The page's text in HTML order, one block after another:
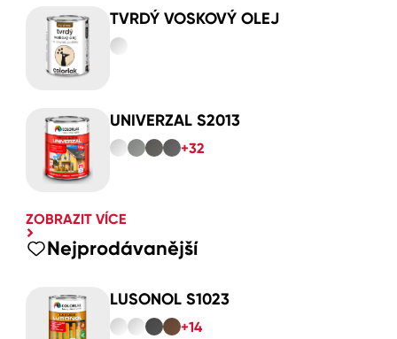
TVRDÝ VOSKOVÝ OLEJ
UNIVERZAL S2013
+32
ZOBRAZIT VÍCE
Nejprodávanější
LUSONOL S1023
+14